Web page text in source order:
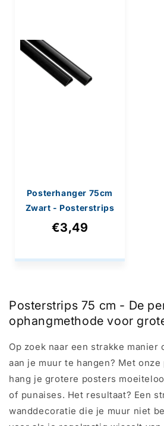
Posterhanger 75cm
Zwart - Posterstrips
met Ophangoog
€3,49
Posterstrips 75 cm - De
ophangmethode voor
Op zoek naar een strakke manier
aan je muur te hangen? Met onze
hang je grotere posters
of punaises. Het resultaat? Een
wanddecoratie die je muur niet